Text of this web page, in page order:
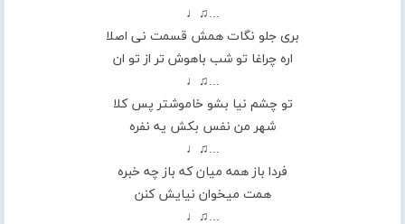
...♫♩
بری جلو نگات همش قسمت نی اصلا
اره چراغا تو شب باهوش تر از تو ان
...♫♩
تو چشم نیا بشو خاموشتر پس کلا
شهر من نفس بکش یه نفره
...♫♩
فردا باز همه میان که باز چه خبره
همت میخوان نیایش کنن
...♫♩